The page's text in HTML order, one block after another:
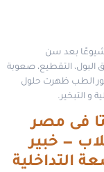
شيوعًا بعد سن
التقطيع، صعوبة
الطب ظهرت حلول
و التبخير.
فى مصر
— خبير
التداخلية